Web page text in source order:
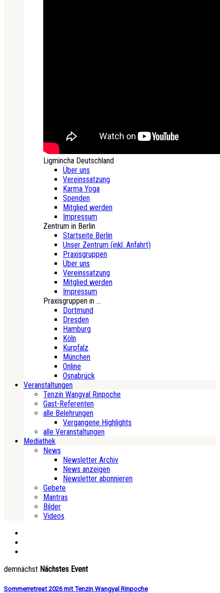
Ligmincha Deutschland
Über uns
Vereinssatzung
Karma Yoga
Spenden
Mitglied werden
Impressum
Zentrum in Berlin
Startseite Berlin
Unser Zentrum (inkl. Anfahrt)
Praxisgruppen
Über uns
Vereinssatzung
Mitglied werden
Impressum
Praxisgruppen in ...
Dortmund
Dresden
Hamburg
Köln
Kurpfalz
München
Online
Osnabrück
Veranstaltungen
Tenzin Wangyal Rinpoche
Gast-Referenten
alle Belehrungen
Vergangene Highlights
alle Veranstaltungen
Mediathek
News
Newsletter Archiv
News anzeigen
Newsletter abonnieren
Gebete
Mantras
Bilder
Videos
demnächst Nächstes Event
Sommerretreat 2026 mit Tenzin Wangyal Rinpoche